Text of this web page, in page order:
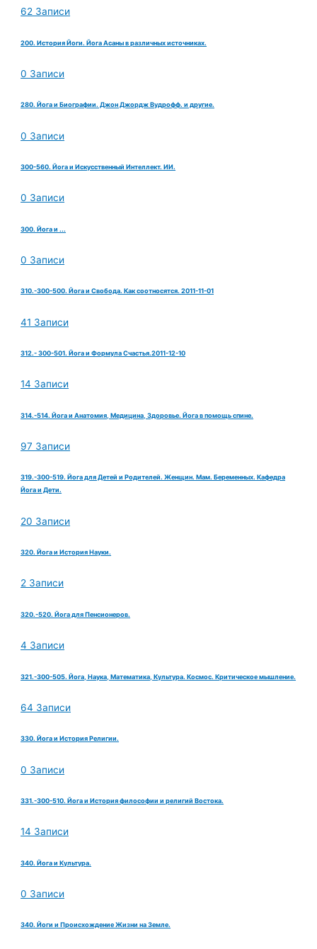
62 Записи
200. История Йоги. Йога Асаны в различных источниках.
0 Записи
280. Йога и Биографии. Джон Джордж Вудрофф. и другие.
0 Записи
300-560. Йога и Искусственный Интеллект. ИИ.
0 Записи
300. Йога и ...
0 Записи
310.-300-500. Йога и Свобода. Как соотносятся. 2011-11-01
41 Записи
312.- 300-501. Йога и Формула Счастья.2011-12-10
14 Записи
314.-514. Йога и Анатомия, Медицина, Здоровье. Йога в помощь спине.
97 Записи
319.-300-519. Йога для Детей и Родителей. Женщин. Мам. Беременных. Кафедра
Йога и Дети.
20 Записи
320. Йога и История Науки.
2 Записи
320.-520. Йога для Пенсионеров.
4 Записи
321.-300-505. Йога, Наука, Математика, Культура. Космос. Критическое мышление.
64 Записи
330. Йога и История Религии.
0 Записи
331.-300-510. Йога и История философии и религий Востока.
14 Записи
340. Йога и Культура.
0 Записи
340. Йоги и Происхождение Жизни на Земле.